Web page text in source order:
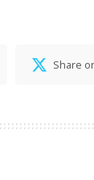
Share